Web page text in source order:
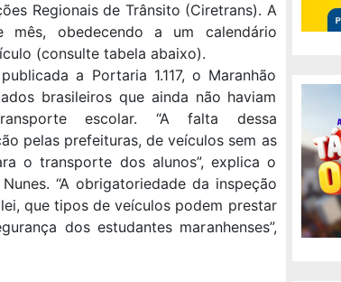
Regionais de Trânsito (Ciretrans). A
mês, obedecendo a um calendário
(consulte tabela abaixo).
a Portaria 1.117, o Maranhão
brasileiros que ainda não haviam
escolar. “A falta dessa
pelas prefeituras, de veículos sem as
o transporte dos alunos”, explica o
“A obrigatoriedade da inspeção
que tipos de veículos podem prestar
dos estudantes maranhenses”,